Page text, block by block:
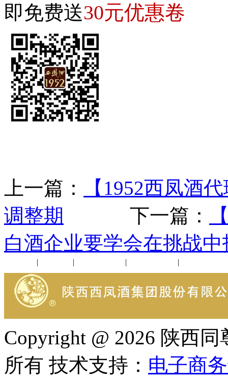
即免费送30元优惠卷
上一篇：
【1952西凤酒
调整期
下一篇：
白酒企业要学会在挑战
| | | |
Copyright @ 2026 陕西
所有 技术支持： 电子商